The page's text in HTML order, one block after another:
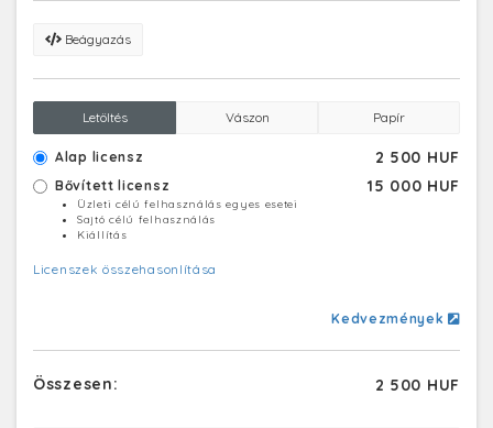
Beágyazás
Letöltés Vászon Papír
Alap licensz 2 500 HUF
Bővített licensz 15 000 HUF
Üzleti célú felhasználás egyes esetei
Sajtó célú felhasználás
Kiállítás
Licenszek összehasonlítása
Kedvezmények
Összesen: 2 500 HUF